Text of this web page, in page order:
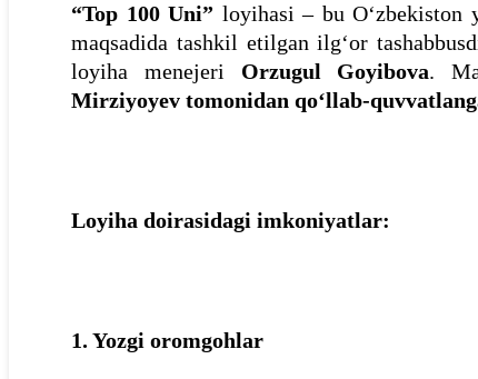
“Top 100 Uni” loyihasi – bu O‘zbekiston
maqsadida tashkil etilgan ilg‘or
loyiha menejeri Orzugul Goyibova.
Mirziyoyev tomonidan qo‘llab-
Loyiha doirasidagi imkoniyatlar:
1. Yozgi oromgohlar